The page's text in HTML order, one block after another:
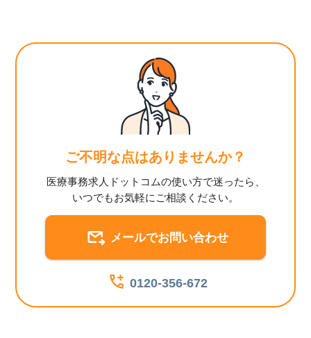
ご不明な点はありませんか？
医療事務求人ドットコムの使い方で迷ったら、
いつでもお気軽にご相談ください。
メールでお問い合わせ
0120-356-672